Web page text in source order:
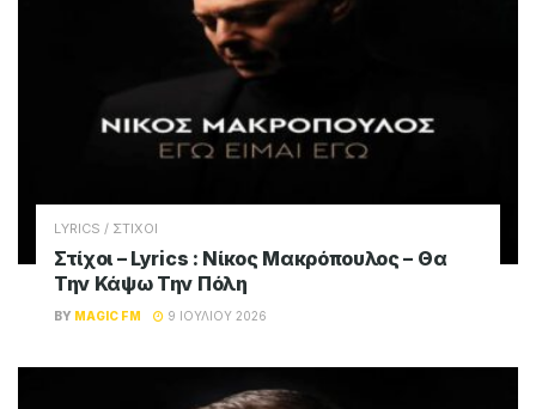
LYRICS / ΣΤΙΧΟΙ
Στίχοι – Lyrics : Νίκος Μακρόπουλος – Θα
Την Κάψω Την Πόλη
BY MAGIC FM 9 ΙΟΥΛΊΟΥ 2026